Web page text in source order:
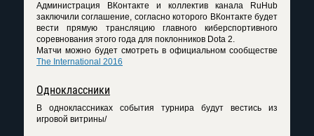
Администрация ВКонтакте и коллектив канала RuHub
заключили соглашение, согласно которого ВКонтакте будет
вести прямую трансляцию главного киберспортивного
соревнования этого года для поклонников Dota 2.
Матчи можно будет смотреть в официальном сообществе
The International 2016
Одноклассники
В одноклассниках события турнира будут вестись из
игровой витрины/